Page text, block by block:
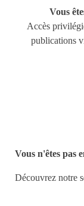
Vous
Accès
publications
Vous n'êtes pas
Découvrez notre